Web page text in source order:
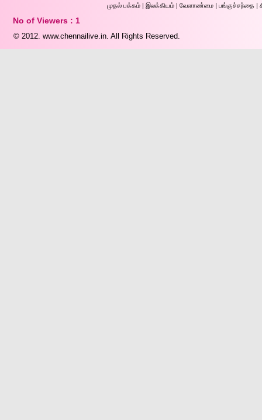
முதல் ப‌க்க‌ம் | இலக்கியம் | வேளாண்மை | பங்குச்சந்தை |
No of Viewers : 1
© 2012. www.chennailive.in. All Rights Reserved.